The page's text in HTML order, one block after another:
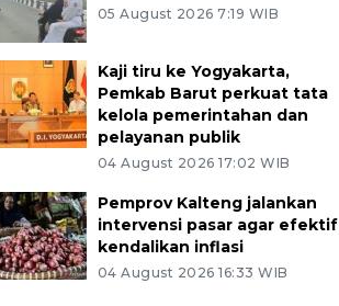
05 August 2026 7:19 WIB
Kaji tiru ke Yogyakarta,
Pemkab Barut perkuat tata
kelola pemerintahan dan
pelayanan publik
04 August 2026 17:02 WIB
Pemprov Kalteng jalankan
intervensi pasar agar efektif
kendalikan inflasi
04 August 2026 16:33 WIB